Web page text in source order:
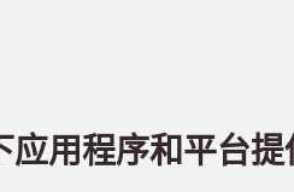
用程序和平台